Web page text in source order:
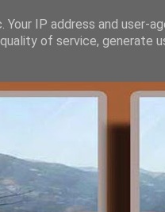
IP address and user-
of service, generate